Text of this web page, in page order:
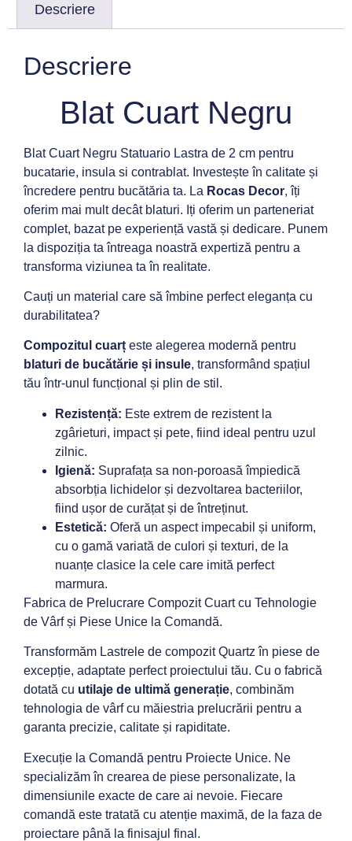
Descriere
Descriere
Blat Cuart Negru
Blat Cuart Negru Statuario Lastra de 2 cm pentru
bucatarie, insula si contrablat. Investește în calitate și
încredere pentru bucătăria ta. La Rocas Decor, îți
oferim mai mult decât blaturi. Iți oferim un parteneriat
complet, bazat pe experiență vastă și dedicare. Punem
la dispoziția ta întreaga noastră expertiză pentru a
transforma viziunea ta în realitate.
Cauți un material care să îmbine perfect eleganța cu
durabilitatea?
Compozitul cuarțeste alegerea modernă pentru
blaturi de bucătărie și insule, transformând spațiul
tău într-unul funcțional și plin de stil.
Rezistență: Este extrem de rezistent la
zgârieturi, impact și pete, fiind ideal pentru uzul
zilnic.
Igienă: Suprafața sa non-poroasă împiedică
absorbția lichidelor și dezvoltarea bacteriilor,
fiind ușor de curățat și de întreținut.
Estetică: Oferă un aspect impecabil și uniform,
cu o gamă variată de culori și texturi, de la
nuanțe clasice la cele care imită perfect
marmura.
Fabrica de Prelucrare Compozit Cuart cu Tehnologie
de Vârf și Piese Unice la Comandă.
Transformăm Lastrele de compozit Quartz în piese de
excepție, adaptate perfect proiectului tău. Cu o fabrică
dotată cu utilaje de ultimă generație, combinăm
tehnologia de vârf cu măiestria prelucrării pentru a
garanta precizie, calitate și rapiditate.
Execuție la Comandă pentru Proiecte Unice. Ne
specializăm în crearea de piese personalizate, la
dimensiunile exacte de care ai nevoie. Fiecare
comandă este tratată cu atenție maximă, de la faza de
proiectare până la finisajul final.